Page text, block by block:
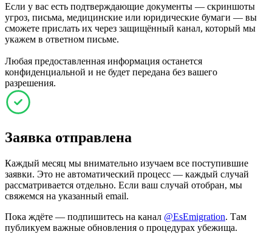
Если у вас есть подтверждающие документы — скриншоты
угроз, письма, медицинские или юридические бумаги — вы
сможете прислать их через защищённый канал, который мы
укажем в ответном письме.
Любая предоставленная информация останется
конфиденциальной и не будет передана без вашего
разрешения.
Заявка отправлена
Каждый месяц мы внимательно изучаем все поступившие
заявки. Это не автоматический процесс — каждый случай
рассматривается отдельно. Если ваш случай отобран, мы
свяжемся на указанный email.
Пока ждёте — подпишитесь на канал @EsEmigration. Там
публикуем важные обновления о процедурах убежища.